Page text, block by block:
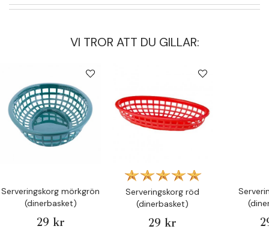
VI TROR ATT DU GILLAR:
Serveringskorg mörkgrön
(dinerbasket)
29 kr
Serveringskorg röd
(dinerbasket)
29 kr